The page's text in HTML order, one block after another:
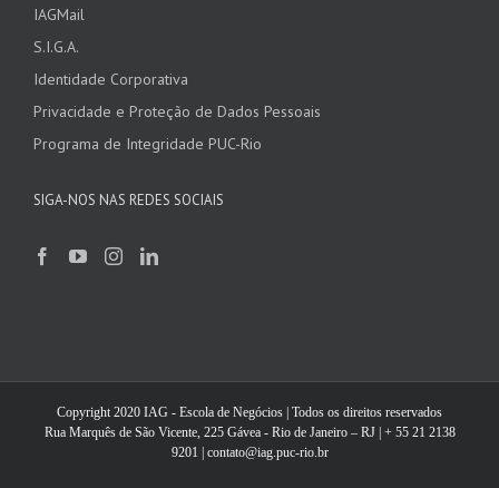
IAGMail
S.I.G.A.
Identidade Corporativa
Privacidade e Proteção de Dados Pessoais
Programa de Integridade PUC-Rio
SIGA-NOS NAS REDES SOCIAIS
Copyright 2020 IAG - Escola de Negócios | Todos os direitos reservados
Rua Marquês de São Vicente, 225 Gávea - Rio de Janeiro – RJ | + 55 21 2138
9201 | contato@iag.puc-rio.br